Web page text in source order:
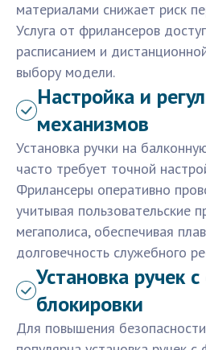
материалами снижает риск
Услуга от фрилансеров
расписанием и
выбору модели.
Настройка и
механизмов
Установка ручки на
часто требует точной
Фрилансеры оперативно
учитывая пользовательские
мегаполиса, обеспечивая
долговечность служебного
Установка ручек
блокировки
Для повышения